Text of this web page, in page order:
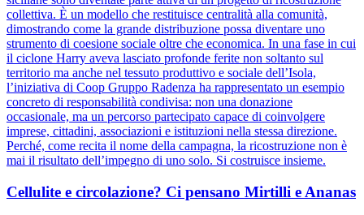
collettiva. È un modello che restituisce centralità alla comunità,
dimostrando come la grande distribuzione possa diventare uno
strumento di coesione sociale oltre che economica. In una fase in cui
il ciclone Harry aveva lasciato profonde ferite non soltanto sul
territorio ma anche nel tessuto produttivo e sociale dell’Isola,
l’iniziativa di Coop Gruppo Radenza ha rappresentato un esempio
concreto di responsabilità condivisa: non una donazione
occasionale, ma un percorso partecipato capace di coinvolgere
imprese, cittadini, associazioni e istituzioni nella stessa direzione.
Perché, come recita il nome della campagna, la ricostruzione non è
mai il risultato dell’impegno di uno solo. Si costruisce insieme.
Cellulite e circolazione? Ci pensano Mirtilli e Ananas